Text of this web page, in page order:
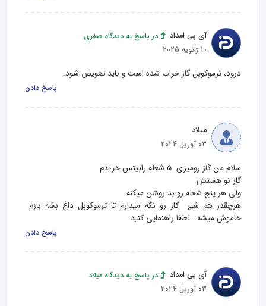
آی پی امداد
در پاسخ به دیدگاه صفری
10 ژانویه 2025
درود، ترموکوپل گاز خراب شده است و باید تعویض شود.
پاسخ دادن
میلاد
03 آوریل 2024
هرچقدر هم شیر  گاز رو نگه میدارم تا ترموکوبل داغ بشه بازم
خاموش میشه...لطفا راهنمایی کنید
پاسخ دادن
آی پی امداد
در پاسخ به دیدگاه میلاد
03 آوریل 2024